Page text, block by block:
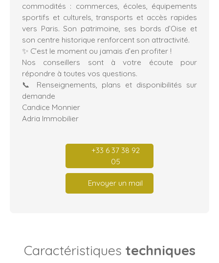
commodités : commerces, écoles, équipements
sportifs et culturels, transports et accès rapides
vers Paris. Son patrimoine, ses bords d’Oise et
son centre historique renforcent son attractivité.
✨ C’est le moment ou jamais d’en profiter !
Nos conseillers sont à votre écoute pour
répondre à toutes vos questions.
📞 Renseignements, plans et disponibilités sur
demande
Candice Monnier
Adria Immobilier
+33 6 37 38 92
05
Envoyer un mail
Caractéristiques techniques